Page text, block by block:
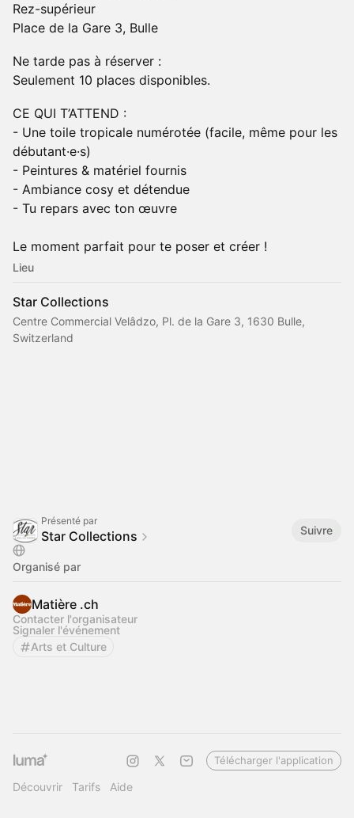
Rez-supérieur
Place de la Gare 3, Bulle
Ne tarde pas à réserver :
Seulement 10 places disponibles.
CE QUI T’ATTEND :
- Une toile tropicale numérotée (facile, même pour les
débutant·e·s)
- Peintures & matériel fournis
- Ambiance cosy et détendue
- Tu repars avec ton œuvre
Le moment parfait pour te poser et créer !
Lieu
Star Collections
Centre Commercial Velâdzo, Pl. de la Gare 3, 1630 Bulle,
Switzerland
Présenté par
Star Collections Suivre
Organisé par
Matière .ch
Contacter l'organisateur
Signaler l'événement
Arts et Culture
Découvrir Tarifs Aide
Télécharger l'application